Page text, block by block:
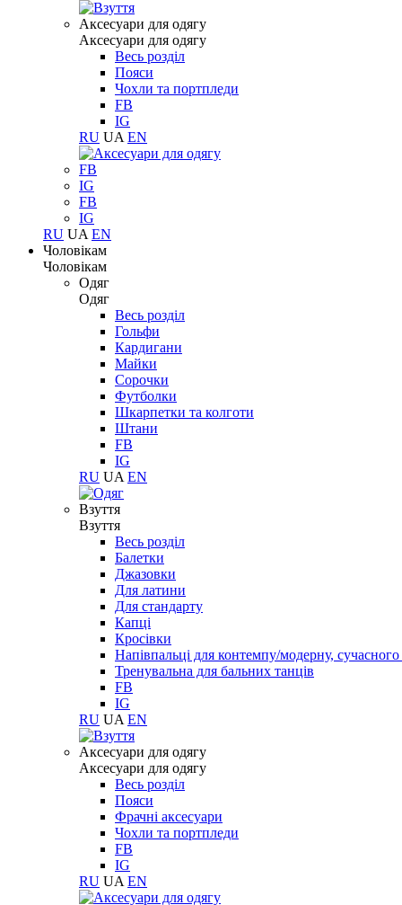
Aксесуари для одягу
Aксесуари для одягу
Весь розділ
Пояси
Чохли та портпледи
FB
IG
RU UA EN
FB
IG
FB
IG
RU UA EN
Чоловікам
Чоловікам
Одяг
Одяг
Весь розділ
Гольфи
Кардигани
Майки
Сорочки
Футболки
Шкарпетки та колготи
Штани
FB
IG
RU UA EN
Взуття
Взуття
Весь розділ
Балетки
Джазовки
Для латини
Для стандарту
Капці
Кросівки
Напівпальці для контемпу/модерну,
Тренувальна для бальних танців
FB
IG
RU UA EN
Aксесуари для одягу
Aксесуари для одягу
Весь розділ
Пояси
Фрачні аксесуари
Чохли та портпледи
FB
IG
RU UA EN